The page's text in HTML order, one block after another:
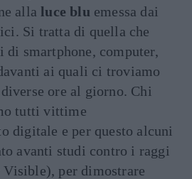
alla luce blu emessa dai
Si tratta di quella che
di smartphone, computer,
ai quali ci troviamo
ore al giorno. Chi
tutti vittime
digitale e per questo alcuni
avanti studi contro i raggi
per dimostrare